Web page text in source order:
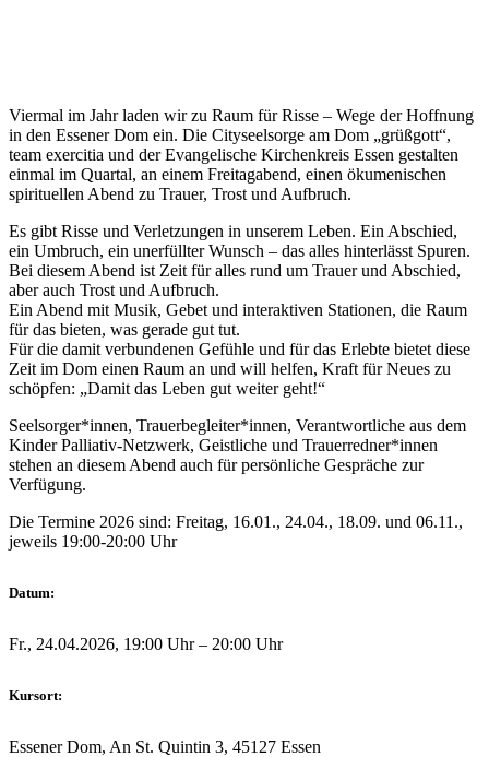
Viermal im Jahr laden wir zu Raum für Risse – Wege der Hoffnung
in den Essener Dom ein. Die Cityseelsorge am Dom „grüßgott“,
team exercitia und der Evangelische Kirchenkreis Essen gestalten
einmal im Quartal, an einem Freitagabend, einen ökumenischen
spirituellen Abend zu Trauer, Trost und Aufbruch.
Es gibt Risse und Verletzungen in unserem Leben. Ein Abschied,
ein Umbruch, ein unerfüllter Wunsch – das alles hinterlässt Spuren.
Bei diesem Abend ist Zeit für alles rund um Trauer und Abschied,
aber auch Trost und Aufbruch.
Ein Abend mit Musik, Gebet und interaktiven Stationen, die Raum
für das bieten, was gerade gut tut.
Für die damit verbundenen Gefühle und für das Erlebte bietet diese
Zeit im Dom einen Raum an und will helfen, Kraft für Neues zu
schöpfen: „Damit das Leben gut weiter geht!“
Seelsorger*innen, Trauerbegleiter*innen, Verantwortliche aus dem
Kinder Palliativ-Netzwerk, Geistliche und Trauerredner*innen
stehen an diesem Abend auch für persönliche Gespräche zur
Verfügung.
Die Termine 2026 sind: Freitag, 16.01., 24.04., 18.09. und 06.11.,
jeweils 19:00-20:00 Uhr
Datum:
Fr., 24.04.2026, 19:00 Uhr – 20:00 Uhr
Kursort:
Essener Dom, An St. Quintin 3, 45127 Essen